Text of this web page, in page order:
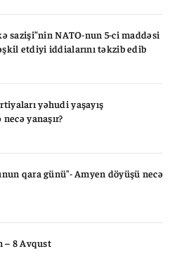
sazişi”nin NATO-nun 5-ci maddəsi
etdiyi iddialarını təkzib edib
yəhudi yaşayış
yanaşır?
qara günü"- Amyen döyüşü necə
– 8 Avqust